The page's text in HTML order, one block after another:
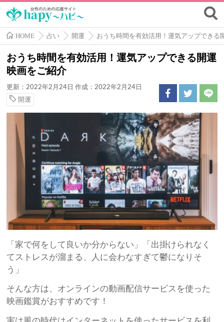
HOME 占い 開運 おうち時間を有効活用！運気アップできる
おうち時間を有効活用！運気アップできる開運
映画をご紹介
更新：2022年2月24日 作成：2022年2月24日
開運
「家で何をして良いか分からない」「出掛けられなく
てストレスが溜まる、人に会わなすぎて鬱になりそ
う」
そんな方は、オンラインの動画配信サービスを使った
映画鑑賞がおすすめです！